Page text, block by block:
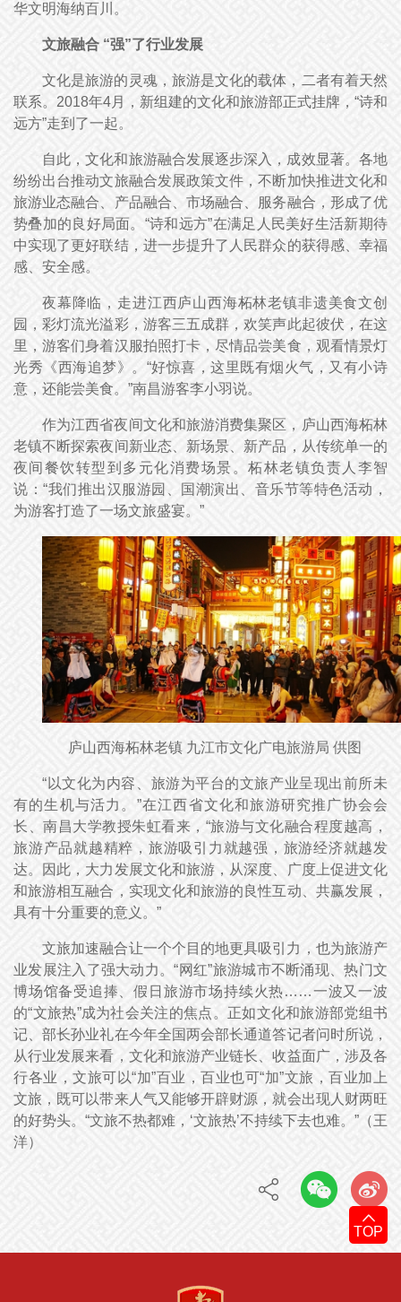
TOP
华文明海纳百川。
文旅融合 “强”了行业发展
文化是旅游的灵魂，旅游是文化的载体，二者有着天然
联系。2018年4月，新组建的文化和旅游部正式挂牌，“诗和
远方”走到了一起。
自此，文化和旅游融合发展逐步深入，成效显著。各地
纷纷出台推动文旅融合发展政策文件，不断加快推进文化和
旅游业态融合、产品融合、市场融合、服务融合，形成了优
势叠加的良好局面。“诗和远方”在满足人民美好生活新期待
中实现了更好联结，进一步提升了人民群众的获得感、幸福
感、安全感。
夜幕降临，走进江西庐山西海柘林老镇非遗美食文创
园，彩灯流光溢彩，游客三五成群，欢笑声此起彼伏，在这
里，游客们身着汉服拍照打卡，尽情品尝美食，观看情景灯
光秀《西海追梦》。“好惊喜，这里既有烟火气，又有小诗
意，还能尝美食。”南昌游客李小羽说。
作为江西省夜间文化和旅游消费集聚区，庐山西海柘林
老镇不断探索夜间新业态、新场景、新产品，从传统单一的
夜间餐饮转型到多元化消费场景。柘林老镇负责人李智
说：“我们推出汉服游园、国潮演出、音乐节等特色活动，
为游客打造了一场文旅盛宴。”
庐山西海柘林老镇 九江市文化广电旅游局 供图
“以文化为内容、旅游为平台的文旅产业呈现出前所未
有的生机与活力。”在江西省文化和旅游研究推广协会会
长、南昌大学教授朱虹看来，“旅游与文化融合程度越高，
旅游产品就越精粹，旅游吸引力就越强，旅游经济就越发
达。因此，大力发展文化和旅游，从深度、广度上促进文化
和旅游相互融合，实现文化和旅游的良性互动、共赢发展，
具有十分重要的意义。”
文旅加速融合让一个个目的地更具吸引力，也为旅游产
业发展注入了强大动力。“网红”旅游城市不断涌现、热门文
博场馆备受追捧、假日旅游市场持续火热……一波又一波
的“文旅热”成为社会关注的焦点。正如文化和旅游部党组书
记、部长孙业礼在今年全国两会部长通道答记者问时所说，
从行业发展来看，文化和旅游产业链长、收益面广，涉及各
行各业，文旅可以“加”百业，百业也可“加”文旅，百业加上
文旅，既可以带来人气又能够开辟财源，就会出现人财两旺
的好势头。“文旅不热都难，‘文旅热’不持续下去也难。”（王
洋）